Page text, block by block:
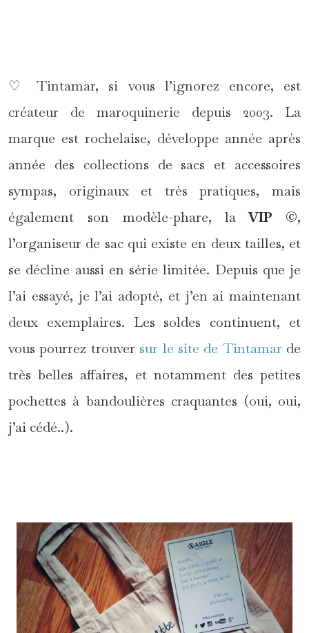
♡ Tintamar, si vous l’ignorez encore, est
créateur de maroquinerie depuis 2003. La
marque est rochelaise, développe année après
année des collections de sacs et accessoires
sympas, originaux et très pratiques, mais
également son modèle-phare, la VIP ©,
l’organiseur de sac qui existe en deux tailles, et
se décline aussi en série limitée. Depuis que je
l’ai essayé, je l’ai adopté, et j’en ai maintenant
deux exemplaires. Les soldes continuent, et
vous pourrez trouver sur le site de Tintamar de
très belles affaires, et notamment des petites
pochettes à bandoulières craquantes (oui, oui,
j’ai cédé..).